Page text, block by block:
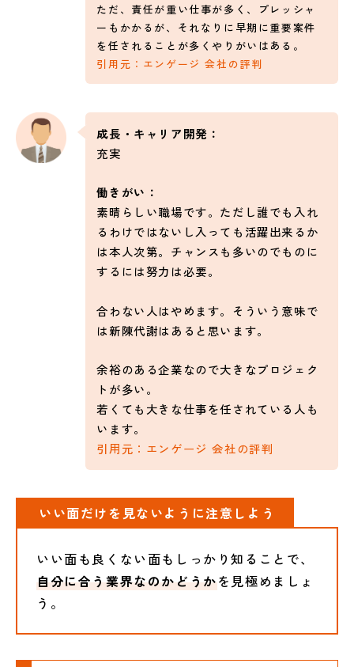
ただ、責任が重い仕事が多く、プレッシャ
ーもかかるが、それなりに早期に重要案件
を任されることが多くやりがいはある。
引用元：エンゲージ 会社の評判
成長・キャリア開発：
充実
働きがい：
素晴らしい職場です。ただし誰でも入れ
るわけではないし入っても活躍出来るか
は本人次第。チャンスも多いのでものに
するには努力は必要。
合わない人はやめます。そういう意味で
は新陳代謝はあると思います。
余裕のある企業なので大きなプロジェク
トが多い。
若くても大きな仕事を任されている人も
います。
引用元：エンゲージ 会社の評判
いい面だけを見ないように注意しよう
いい面も良くない面もしっかり知ることで、
自分に合う業界なのかどうかを見極めましょ
う。